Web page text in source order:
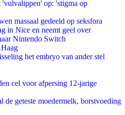
op: 'stigma op
massaal gedeeld op seksfora
in Nice en neemt geel over
Nintendo Switch
het embryo van ander stel
cel voor afpersing 12-jarige
geteste moedermelk, borstvoeding